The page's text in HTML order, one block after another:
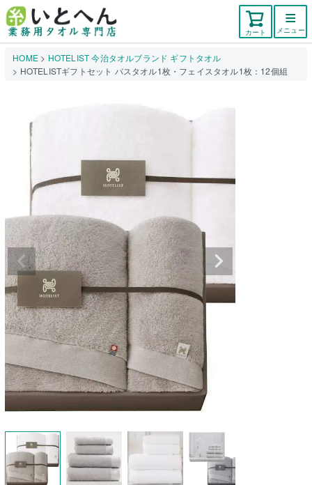
カート メニュー
HOME
HOTELIST 今治タオルブランド ギフトタオル
HOTELISTギフトセット バスタオル1枚・フェイスタオル1枚：12個組